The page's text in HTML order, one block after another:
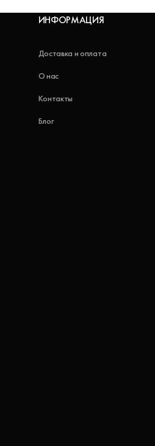
ИНФОРМАЦИЯ
Доставка и оплата
О нас
Контакты
Блог